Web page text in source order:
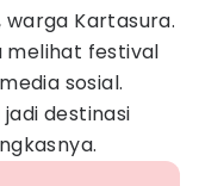
warga Kartasura.
melihat festival
sosial.
destinasi